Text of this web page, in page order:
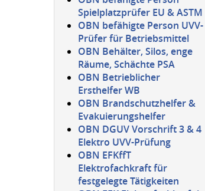
Spielplatzprüfer EU & ASTM
OBN befähigte Person UVV-
Prüfer für Betriebsmittel
OBN Behälter, Silos, enge
Räume, Schächte PSA
OBN Betrieblicher
Ersthelfer WB
OBN Brandschutzhelfer &
Evakuierungshelfer
OBN DGUV Vorschrift 3 & 4
Elektro UVV-Prüfung
OBN EFKffT
Elektrofachkraft für
festgelegte Tätigkeiten